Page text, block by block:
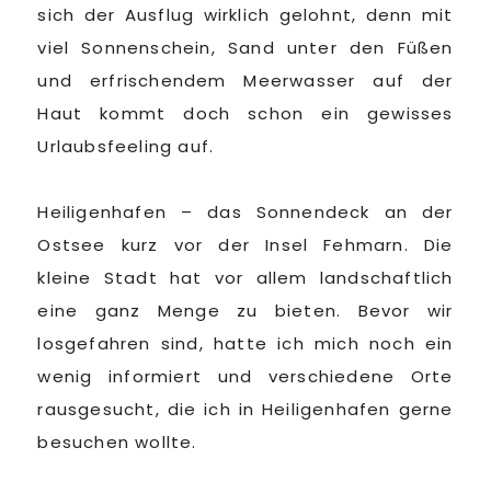
sich der Ausflug wirklich gelohnt, denn mit
viel Sonnenschein, Sand unter den Füßen
und erfrischendem Meerwasser auf der
Haut kommt doch schon ein gewisses
Urlaubsfeeling auf.
Heiligenhafen – das Sonnendeck an der
Ostsee kurz vor der Insel Fehmarn. Die
kleine Stadt hat vor allem landschaftlich
eine ganz Menge zu bieten. Bevor wir
losgefahren sind, hatte ich mich noch ein
wenig informiert und verschiedene Orte
rausgesucht, die ich in Heiligenhafen gerne
besuchen wollte.